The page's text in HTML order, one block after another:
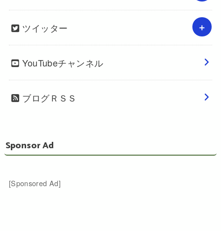
ツイッター
YouTubeチャンネル
ブログＲＳＳ
Sponsor Ad
[Sponsored Ad]